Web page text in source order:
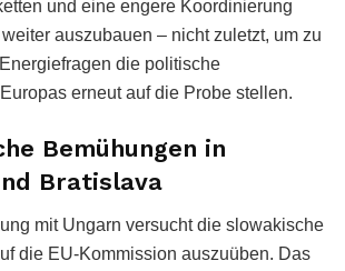
und eine engere Koordinierung
auszubauen – nicht zuletzt, um zu
die politische
erneut auf die Probe stellen.
Bemühungen in
Bratislava
mit Ungarn versucht die slowakische
die EU-Kommission auszuüben. Das